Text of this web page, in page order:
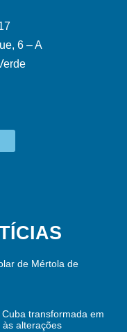
6 – A
de Mértola de
transformada em
alterações